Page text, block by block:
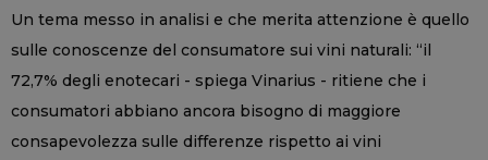
Un tema messo in analisi e che merita attenzione è quello
sulle conoscenze del consumatore sui vini naturali: “il
72,7% degli enotecari - spiega Vinarius - ritiene che i
consumatori abbiano ancora bisogno di maggiore
consapevolezza sulle differenze rispetto ai vini